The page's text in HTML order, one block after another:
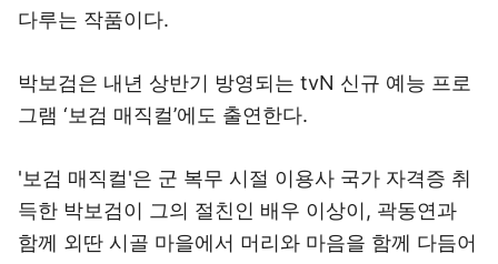
다루는 작품이다.
박보검은 내년 상반기 방영되는 tvN 신규 예능 프로
그램 ‘보검 매직컬’에도 출연한다.
'보검 매직컬'은 군 복무 시절 이용사 국가 자격증 취
득한 박보검이 그의 절친인 배우 이상이, 곽동연과
함께 외딴 시골 마을에서 머리와 마음을 함께 다듬어